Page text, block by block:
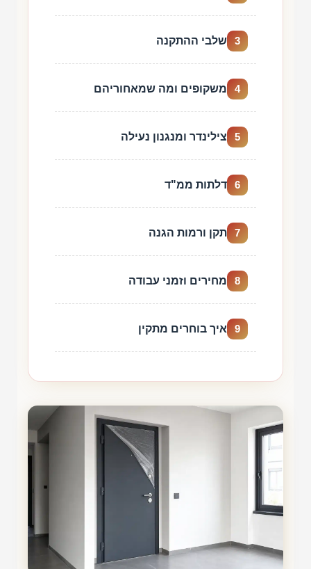
3 שלבי ההתקנה
4 משקופים ומה שמאחוריהם
5 צילינדר ומנגנון נעילה
6 דלתות ממ"ד
7 תקן ורמות הגנה
8 מחירים וזמני עבודה
9 איך בוחרים מתקין